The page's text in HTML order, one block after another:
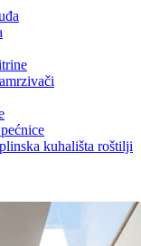
kuhališta roštilji